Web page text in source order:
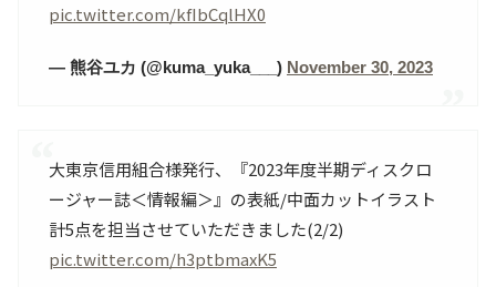
pic.twitter.com/kfIbCqlHX0
— 熊谷ユカ (@kuma_yuka___) November 30, 2023
大東京信用組合様発行、『2023年度半期ディスクロ
ージャー誌＜情報編＞』の表紙/中面カットイラスト
計5点を担当させていただきました(2/2)
pic.twitter.com/h3ptbmaxK5